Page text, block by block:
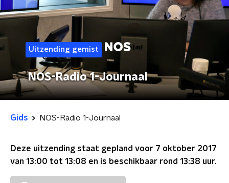
Uitzending gemist
NOS-Radio 1-Journaal
Gids NOS-Radio 1-Journaal
Deze uitzending staat gepland voor 7 oktober 2017
van 13:00 tot 13:08 en is beschikbaar rond 13:38 uur.